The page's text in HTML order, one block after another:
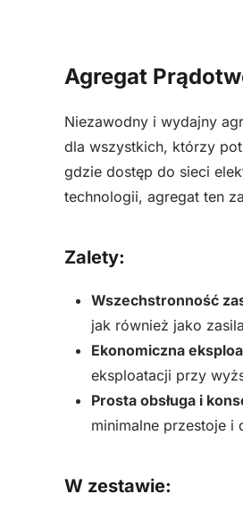
Agregat
Niezawodny i wydajny
dla wszystkich, którzy
gdzie dostęp do sieci
technologii, agregat ten
Zalety:
Wszechstronność
jak również jako
Ekonomiczna
eksploatacji przy
Prosta obsługa i
minimalne przestoje i
W zestawie: